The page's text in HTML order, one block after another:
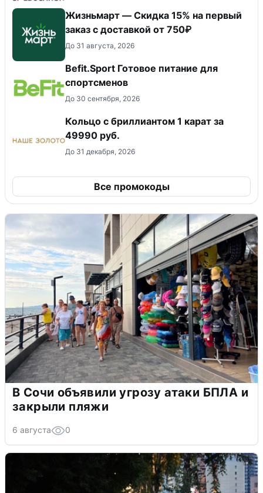
Жизньмарт — Скидка 15% на первый
заказ с доставкой от 750₽
До 31 августа, 2026
Befit.Sport Готовое питание для
спортсменов
До 30 сентября, 2026
Кольцо с бриллиантом 1 карат за
49990 руб.
До 31 декабря, 2026
Все промокоды
В Сочи объявили угрозу атаки БПЛА и
закрыли пляжи
6 августа 0